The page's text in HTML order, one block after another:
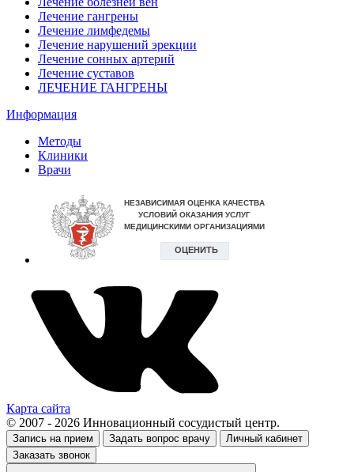
Лечение гангрены
Лечение лимфедемы
Лечение нарушений эрекции
Лечение сонных артерий
Лечение суставов
ЛЕЧЕНИЕ ГАНГРЕНЫ
Информация
Методы
Клиники
Врачи
Карта сайта
© 2007 - 2026 Инновационный сосудистый центр.
Запись на прием Задать вопрос врачу
Личный кабинет
Заказать звонок